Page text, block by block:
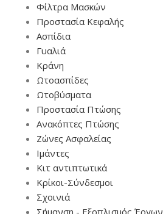
Φίλτρα Μασκών
Προστασία Κεφαλής
Ασπίδια
Γυαλιά
Κράνη
Ωτοασπίδες
Ωτοβύσματα
Προστασία Πτώσης
Ανακόπτες Πτώσης
Ζώνες Ασφαλείας
Ιμάντες
Κιτ αντιπτωτικά
Κρίκοι-Σύνδεσμοι
Σχοινιά
Σήμανση - Εξοπλισμός Έργων